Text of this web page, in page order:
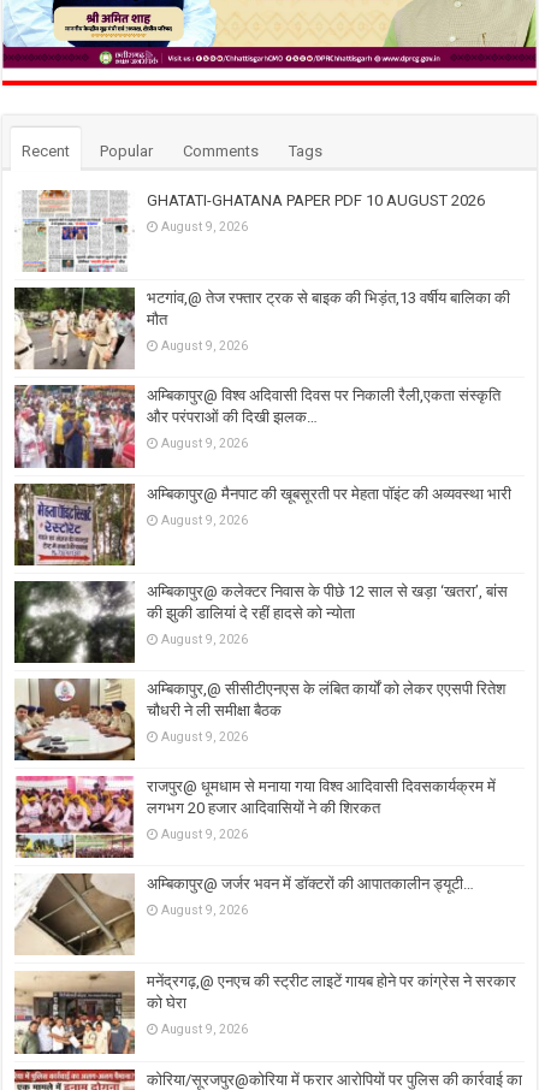
Recent Popular Comments Tags
GHATATI-GHATANA PAPER PDF 10 AUGUST 2026
August 9, 2026
भटगांव,@ तेज रफ्तार ट्रक से बाइक की भिड़ंत,13 वर्षीय बालिका की
मौत
August 9, 2026
अम्बिकापुर@ विश्व अदिवासी दिवस पर निकाली रैली,एकता संस्कृति
और परंपराओं की दिखी झलक…
August 9, 2026
अम्बिकापुर@ मैनपाट की खूबसूरती पर मेहता पॉइंट की अव्यवस्था भारी
August 9, 2026
अम्बिकापुर@ कलेक्टर निवास के पीछे 12 साल से खड़ा ‘खतरा’, बांस
की झुकी डालियां दे रहीं हादसे को न्योता
August 9, 2026
अम्बिकापुर,@ सीसीटीएनएस के लंबित कार्यों को लेकर एएसपी रितेश
चौधरी ने ली समीक्षा बैठक
August 9, 2026
राजपुर@ धूमधाम से मनाया गया विश्व आदिवासी दिवसकार्यक्रम में
लगभग 20 हजार आदिवासियों ने की शिरकत
August 9, 2026
अम्बिकापुर@ जर्जर भवन में डॉक्टरों की आपातकालीन ड्यूटी…
August 9, 2026
मनेंद्रगढ़,@ एनएच की स्ट्रीट लाइटें गायब होने पर कांग्रेस ने सरकार
को घेरा
August 9, 2026
कोरिया/सूरजपुर@कोरिया में फरार आरोपियों पर पुलिस की कार्रवाई का